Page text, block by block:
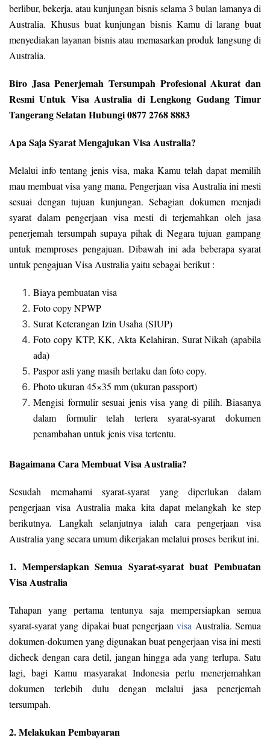
berlibur, bekerja, atau kunjungan bisnis selama 3 bulan lamanya di
Australia. Khusus buat kunjungan bisnis Kamu di larang buat
menyediakan layanan bisnis atau memasarkan produk langsung di
Australia.
Biro Jasa Penerjemah Tersumpah Profesional Akurat dan
Resmi Untuk Visa Australia di Lengkong Gudang Timur
Tangerang Selatan Hubungi 0877 2768 8883
Apa Saja Syarat Mengajukan Visa Australia?
Melalui info tentang jenis visa, maka Kamu telah dapat memilih
mau membuat visa yang mana. Pengerjaan visa Australia ini mesti
sesuai dengan tujuan kunjungan. Sebagian dokumen menjadi
syarat dalam pengerjaan visa mesti di terjemahkan oleh jasa
penerjemah tersumpah supaya pihak di Negara tujuan gampang
untuk memproses pengajuan. Dibawah ini ada beberapa syarat
untuk pengajuan Visa Australia yaitu sebagai berikut :
Biaya pembuatan visa
Foto copy NPWP
Surat Keterangan Izin Usaha (SIUP)
Foto copy KTP, KK, Akta Kelahiran, Surat Nikah (apabila
ada)
Paspor asli yang masih berlaku dan foto copy.
Photo ukuran 45×35 mm (ukuran passport)
Mengisi formulir sesuai jenis visa yang di pilih. Biasanya
dalam formulir telah tertera syarat-syarat dokumen
penambahan untuk jenis visa tertentu.
Bagaimana Cara Membuat Visa Australia?
Sesudah memahami syarat-syarat yang diperlukan dalam
pengerjaan visa Australia maka kita dapat melangkah ke step
berikutnya. Langkah selanjutnya ialah cara pengerjaan visa
Australia yang secara umum dikerjakan melalui proses berikut ini.
1. Mempersiapkan Semua Syarat-syarat buat Pembuatan
Visa Australia
Tahapan yang pertama tentunya saja mempersiapkan semua
syarat-syarat yang dipakai buat pengerjaanvisa Australia. Semua
dokumen-dokumen yang digunakan buat pengerjaan visa ini mesti
dicheck dengan cara detil, jangan hingga ada yang terlupa. Satu
lagi, bagi Kamu masyarakat Indonesia perlu menerjemahkan
dokumen terlebih dulu dengan melalui jasa penerjemah
tersumpah.
2. Melakukan Pembayaran